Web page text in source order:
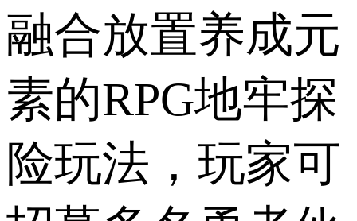
融合放置养成元
素的RPG地牢探
险玩法，玩家可